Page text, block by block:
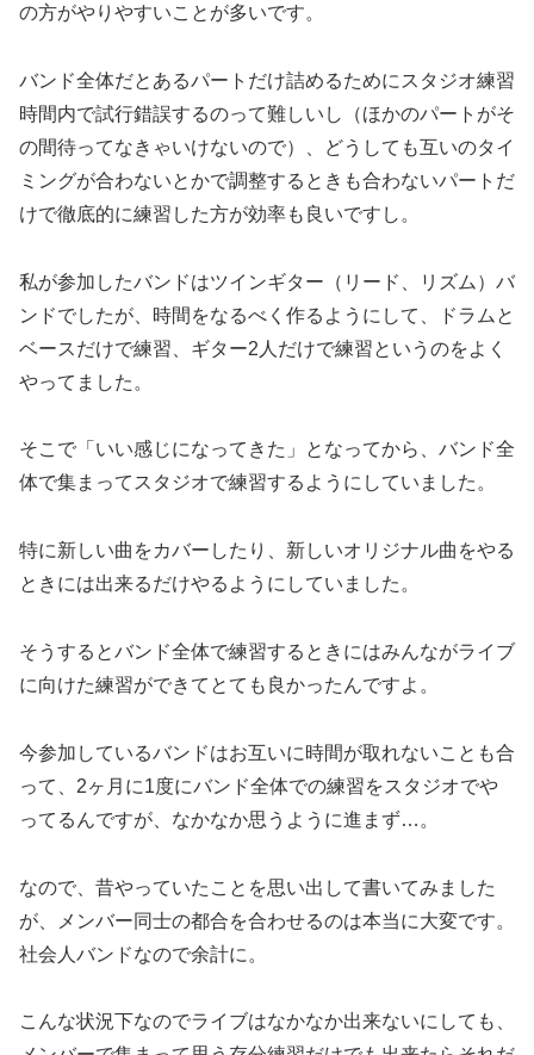
の方がやりやすいことが多いです。
バンド全体だとあるパートだけ詰めるためにスタジオ練習
時間内で試行錯誤するのって難しいし（ほかのパートがそ
の間待ってなきゃいけないので）、どうしても互いのタイ
ミングが合わないとかで調整するときも合わないパートだ
けで徹底的に練習した方が効率も良いですし。
私が参加したバンドはツインギター（リード、リズム）バ
ンドでしたが、時間をなるべく作るようにして、ドラムと
ベースだけで練習、ギター2人だけで練習というのをよく
やってました。
そこで「いい感じになってきた」となってから、バンド全
体で集まってスタジオで練習するようにしていました。
特に新しい曲をカバーしたり、新しいオリジナル曲をやる
ときには出来るだけやるようにしていました。
そうするとバンド全体で練習するときにはみんながライブ
に向けた練習ができてとても良かったんですよ。
今参加しているバンドはお互いに時間が取れないことも合
って、2ヶ月に1度にバンド全体での練習をスタジオでや
ってるんですが、なかなか思うように進まず…。
なので、昔やっていたことを思い出して書いてみました
が、メンバー同士の都合を合わせるのは本当に大変です。
社会人バンドなので余計に。
こんな状況下なのでライブはなかなか出来ないにしても、